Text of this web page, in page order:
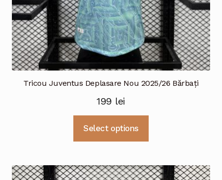
Tricou Juventus Deplasare Nou 2025/26 Bărbați
199 lei
Select options
multe